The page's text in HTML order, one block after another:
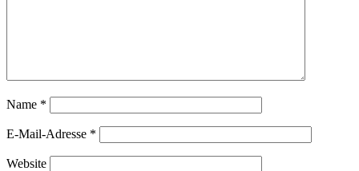
Name *
E-Mail-Adresse *
Website